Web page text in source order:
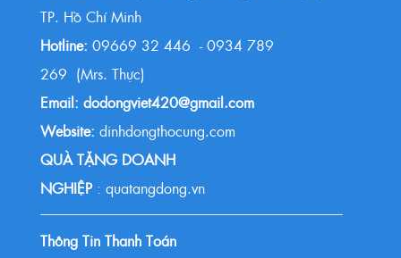
TP. Hồ Chí Minh
Hotline: 09669 32 446 - 0934 789
269 (Mrs. Thực)
Email: dodongviet420@gmail.com
Website: dinhdongthocung.com
QUÀ TẶNG DOANH
NGHIỆP : quatangdong.vn
Thông Tin Thanh Toán